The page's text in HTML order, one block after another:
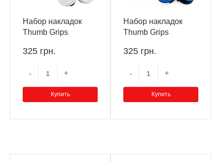
Набор накладок
Thumb Grips
Rush PS4/PS5
325 грн.
- +
Купить
Набор накладок
Thumb Grips
PS4/PS5
325 грн.
- +
Купить